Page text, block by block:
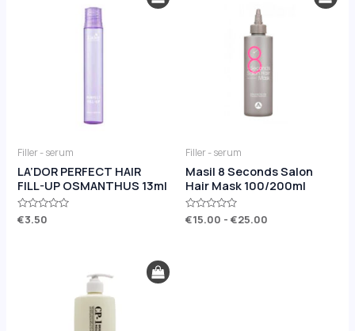
Filler - serum
LA’DOR PERFECT HAIR
FILL-UP OSMANTHUS 13ml
Rated
0
€3.50
Filler - serum
Masil 8 Seconds Salon
Hair Mask 100/200ml
Rated
0
€15.00 - €25.00